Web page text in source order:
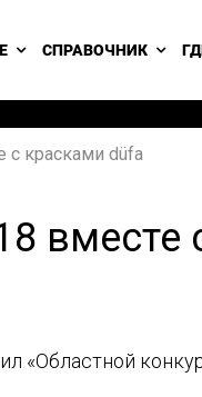
СПРАВОЧНИК
с красками düfa
вместе
«Областной